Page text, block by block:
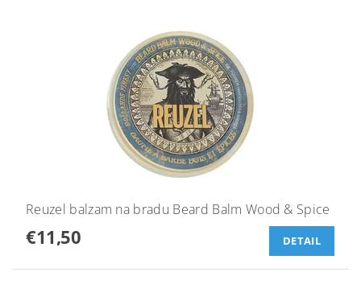
Reuzel balzam na bradu Beard Balm Wood & Spice
€11,50 DETAIL